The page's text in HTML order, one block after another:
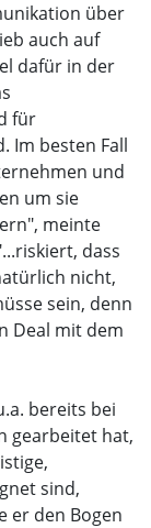
über
auch auf
dafür in der
für
Im besten Fall
und
um sie
meinte
dass
nicht,
sein, denn
Deal mit dem
bereits bei
gearbeitet hat,
sind,
er den Bogen